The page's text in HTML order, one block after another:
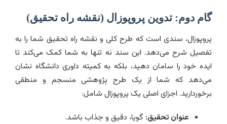
گام دوم: تدوین پروپوزال (نقشه راه تحقیق)
پروپوزال، سندی است که طرح کلی و نقشه راه تحقیق شما را به
تفصیل شرح می‌دهد. این سند نه تنها به شما کمک می‌کند تا
ایده خود را سامان دهید، بلکه به کمیته داوری دانشگاه نشان
می‌دهد که شما از یک طرح پژوهشی منسجم و منطقی
برخوردارید. اجزای اصلی یک پروپوزال شامل:
عنوان تحقیق: گویا، دقیق و جذاب باشد.